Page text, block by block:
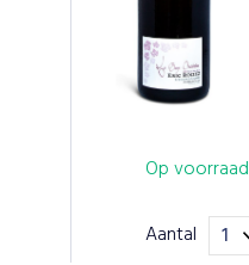
Op voorraad
Aantal